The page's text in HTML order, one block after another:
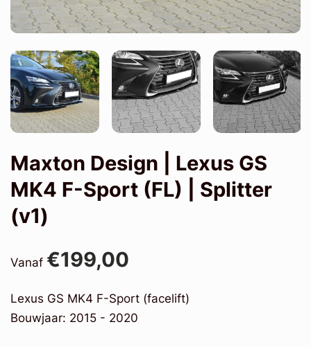
Maxton Design | Lexus GS
MK4 F-Sport (FL) | Splitter
(v1)
Vanaf €199,00
Lexus GS MK4 F-Sport (facelift)
Bouwjaar: 2015 - 2020